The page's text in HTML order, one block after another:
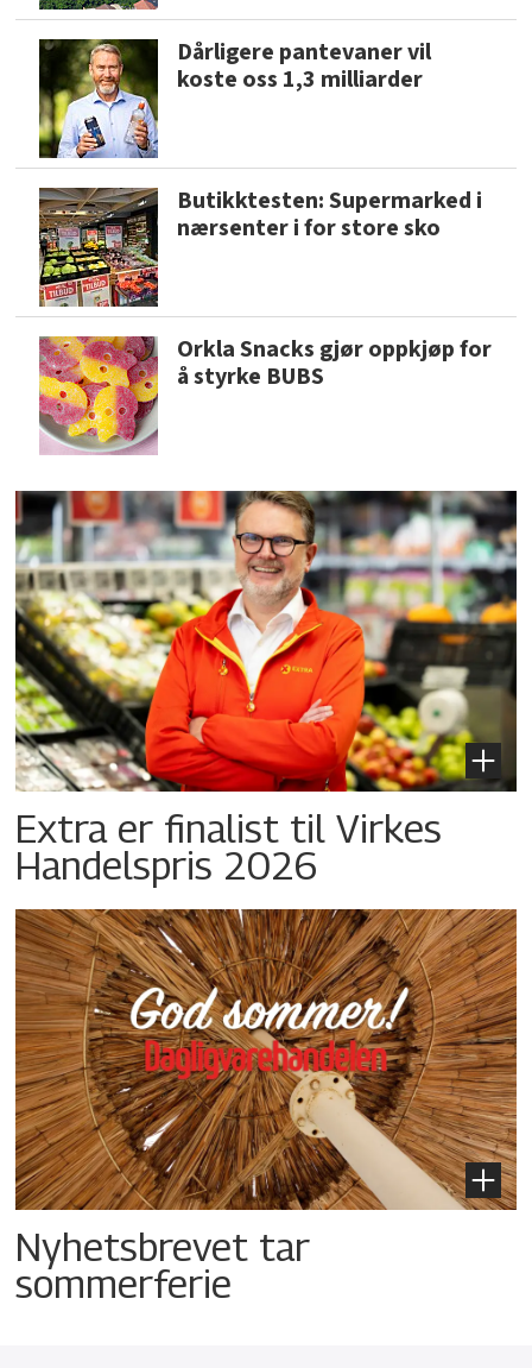
Dårligere pantevaner vil
koste oss 1,3 milliarder
Butikktesten: Supermarked i
nærsenter i for store sko
Orkla Snacks gjør oppkjøp for
å styrke BUBS
Extra er finalist til Virkes
Handelspris 2026
Nyhetsbrevet tar
sommerferie